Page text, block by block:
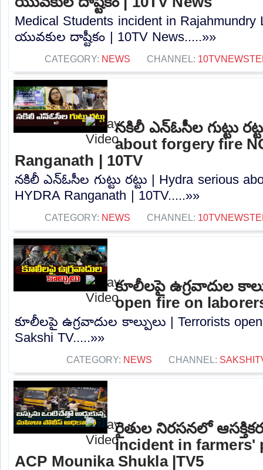
Medical Students incident in
యువకుల దాష్టీకం | 10TV News.....»»
CATEGORY: NEWS CHANNEL:
నకిలీ ఎన్ఓసీల గుట్టు
about forgery fire
Ranganath | 10TV
నకిలీ ఎన్ఓసీల గుట్టు రట్టు | Hydra serious
HYDRA Ranganath | 10TV.....»»
CATEGORY: NEWS CHANNEL:
కూలీలపై ఉగ్రవాదుల
open fire on
కూలీలపై ఉగ్రవాదుల కాల్పులు | Terrorists
Sakshi TV.....»»
CATEGORY: NEWS CHANNEL:
రైతుల నిరసనలో
incident in farmers'
ACP Mounika Shukla |TV5